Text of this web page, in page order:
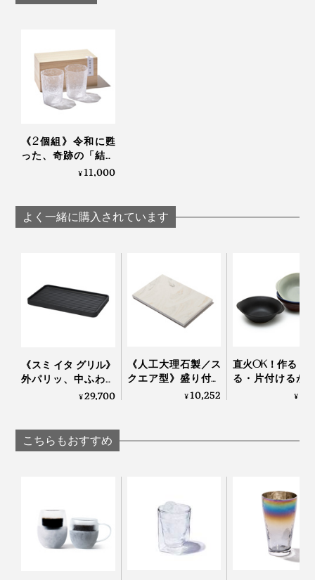
デザインの特性上、初めからやや傾いていますが、味わ
いとして楽しんでいただけるとうれしいです。
１日の終わりに、何もせずボーッと過ごすのが好きなん
ですが、『結霜月華』はそんな時間にかたわらに置いて
照明の色によっても表情が変わって、眺めているだけ
で、ふっと静かな気持ちになれます」
《2個組》令和に甦
った、奇跡の「結霜
グラス」｜結霜月華
¥11,000
よく一緒に購入されています
《スミ イタ グリル》
外パリッ、中ふわっ
と焼きあがる「炭プ
¥29,700
《人工大理石製／ス
クエア型》盛り付け
が見違えて、会話が
¥10,252
直火OK！作る・
る・片付けるが
つで完結する「
¥
こちらもおすすめ